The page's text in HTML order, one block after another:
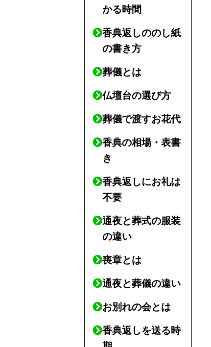
かる時間
香典返しののし紙
の書き方
葬儀とは
仏壇台の選び方
葬儀で渡すお花代
香典の相場・表書
き
香典返しにお礼は
不要
通夜と葬式の服装
の違い
喪章とは
通夜と葬儀の違い
お別れの会とは
香典返しを送る時